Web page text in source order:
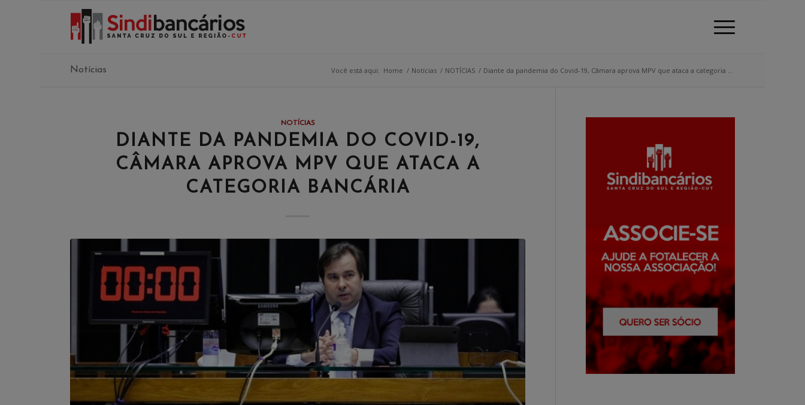
Notícias Você está aqui: Home / Notícias / NOTÍCIAS / Diante da pandemia do Covid-19, Câmara aprova MPV que ataca a categoria ...
NOTÍCIAS
DIANTE DA PANDEMIA DO COVID-19,
CÂMARA APROVA MPV QUE ATACA A
CATEGORIA BANCÁRIA